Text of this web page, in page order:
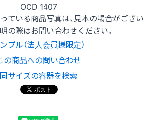
OCD 1407
ている商品写真は、見本の場合がござい
の際はお問い合わせください。
プル（法人会員様限定）
の商品への問い合わせ
同サイズの容器を検索